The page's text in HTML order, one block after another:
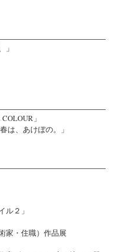
」
」
は、あけぼの。」
ル２」
家・住職）作品展